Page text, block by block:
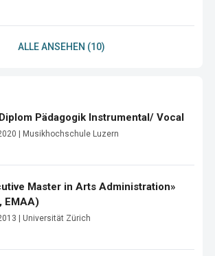
ALLE ANSEHEN (10)
Pädagogik Instrumental/ Vocal
| Musikhochschule Luzern
Master in Arts Administration»
EMAA)
| Universität Zürich